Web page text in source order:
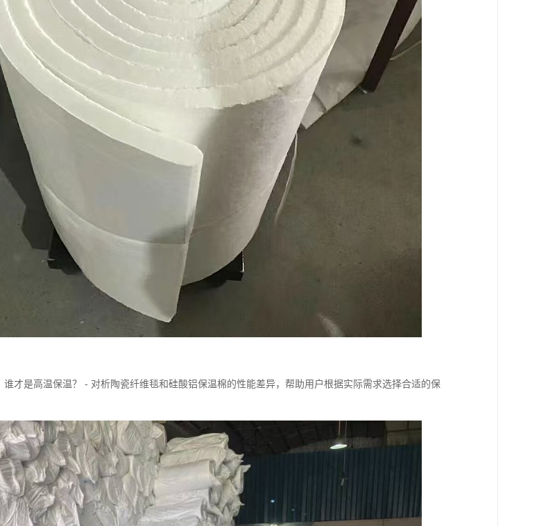
谁才是高温保温？ - 对析陶瓷纤维毯和硅酸铝保温棉的性能差异，帮助用户根据实际需求选择合适的保